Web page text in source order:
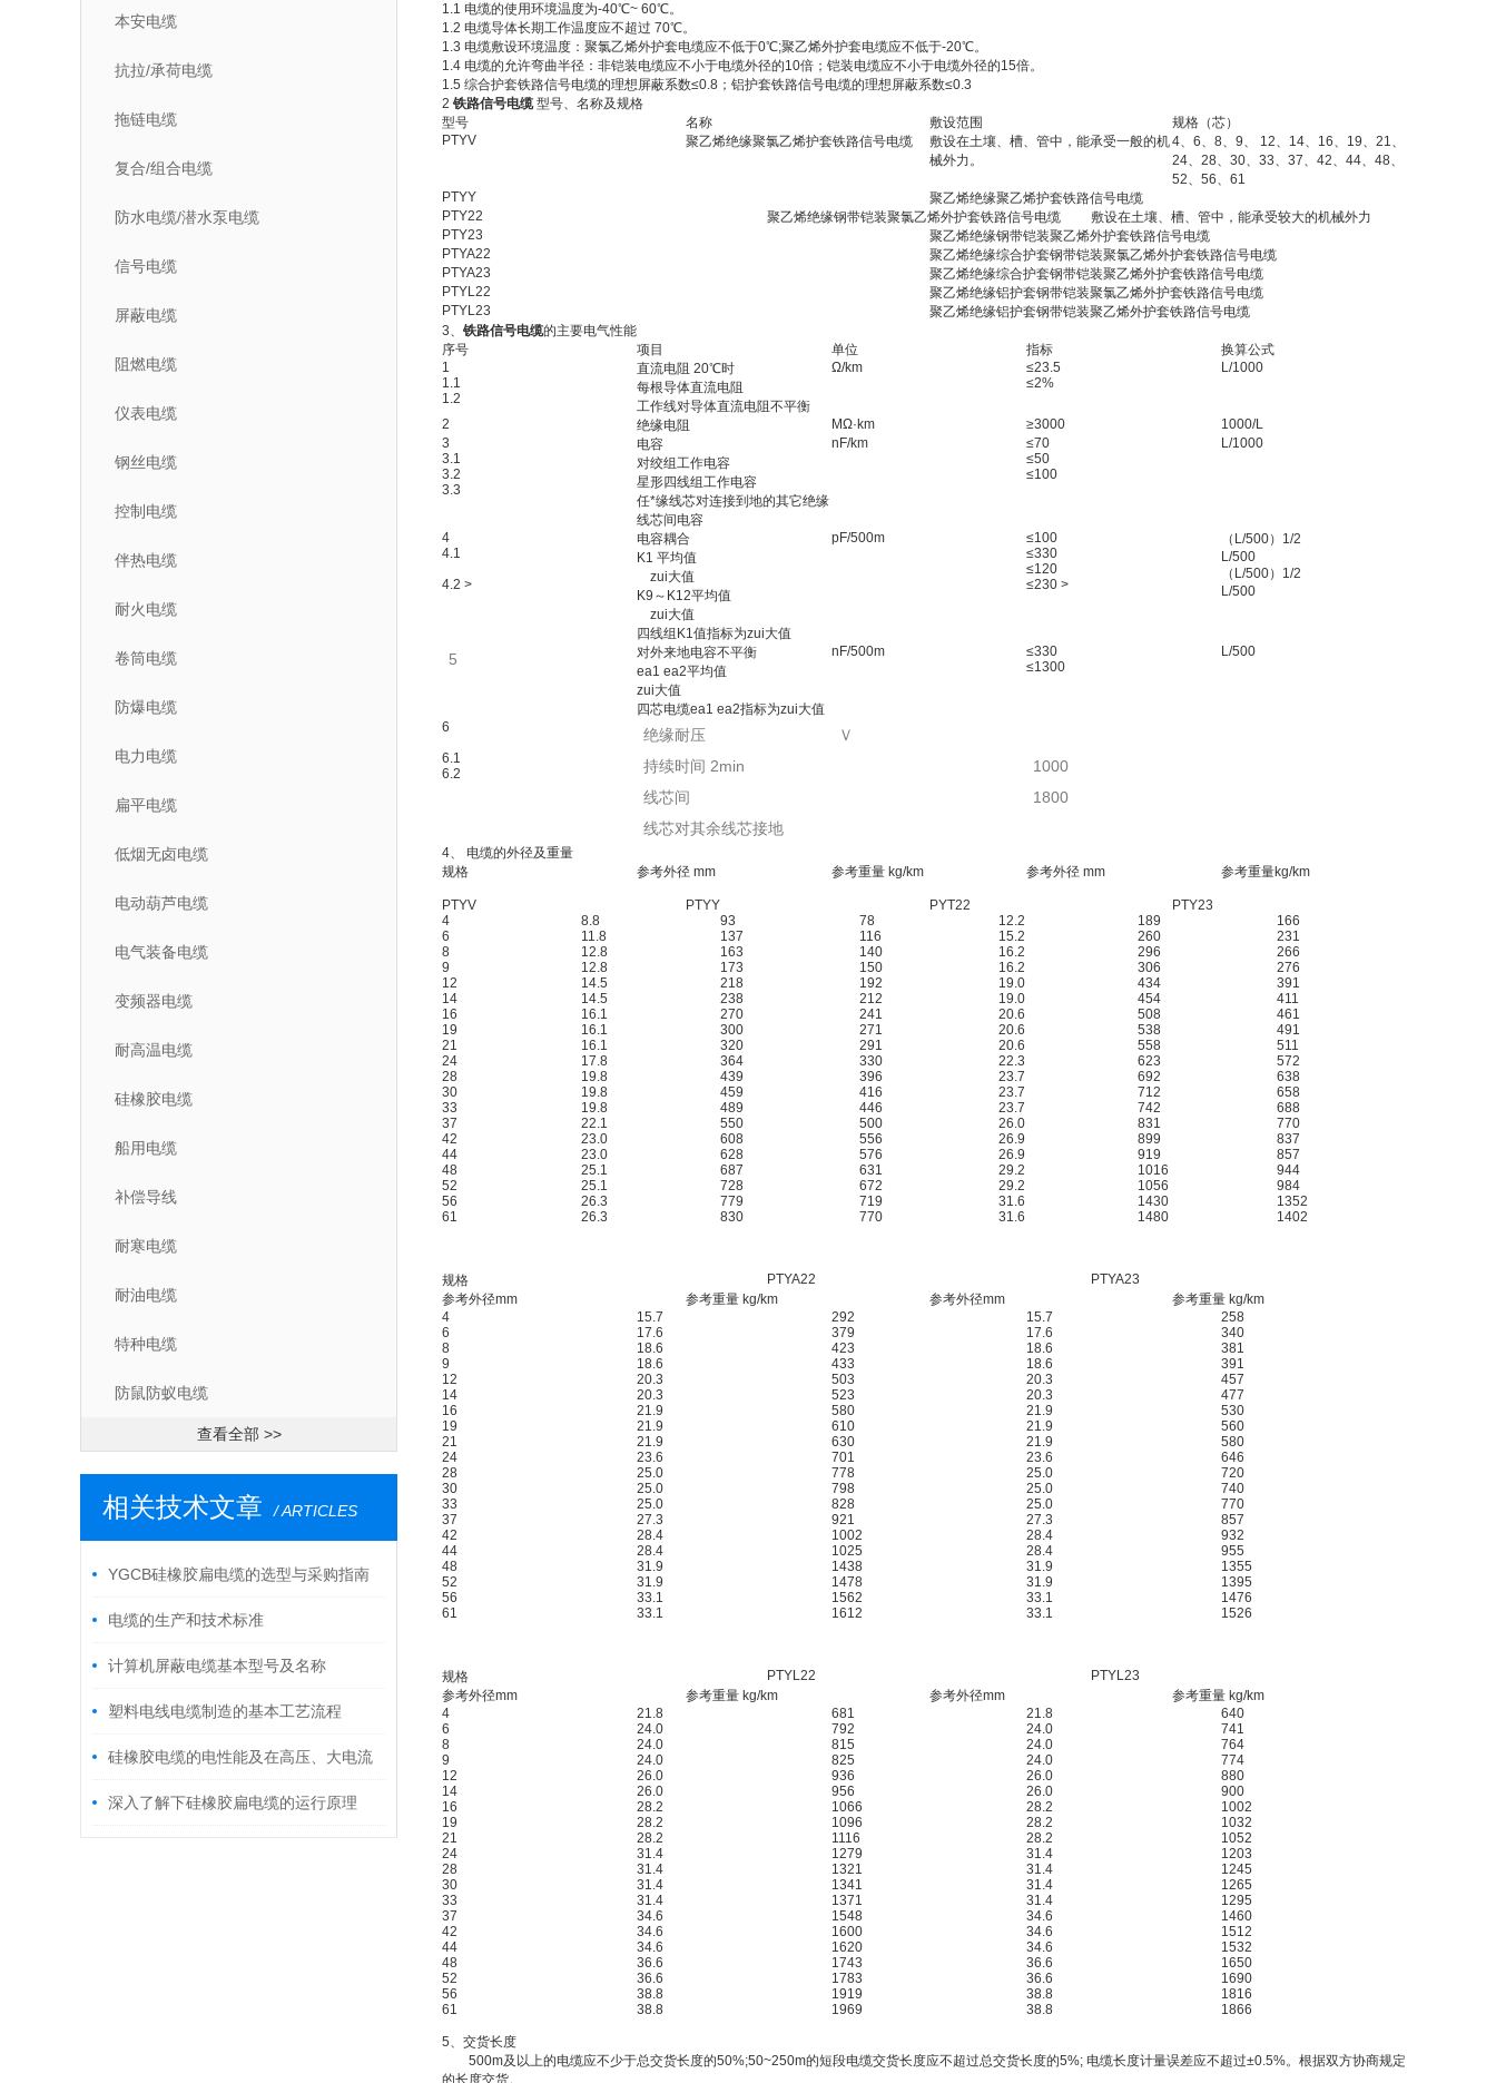
本安电缆
抗拉/承荷电缆
拖链电缆
复合/组合电缆
防水电缆/潜水泵电缆
信号电缆
屏蔽电缆
阻燃电缆
仪表电缆
钢丝电缆
控制电缆
伴热电缆
耐火电缆
卷筒电缆
防爆电缆
电力电缆
扁平电缆
低烟无卤电缆
电动葫芦电缆
电气装备电缆
变频器电缆
耐高温电缆
硅橡胶电缆
船用电缆
补偿导线
耐寒电缆
耐油电缆
特种电缆
防鼠防蚁电缆
查看全部 >>
相关技术文章 / ARTICLES
YGCB硅橡胶扁电缆的选型与采购指南
电缆的生产和技术标准
计算机屏蔽电缆基本型号及名称
塑料电线电缆制造的基本工艺流程
硅橡胶电缆的电性能及在高压、大电流
传输中的应用研究
深入了解下硅橡胶扁电缆的运行原理
1.1 电缆的使用环境温度为-40℃~ 60℃。
1.2 电缆导体长期工作温度应不超过 70℃。
1.3 电缆敷设环境温度：聚氯乙烯外护套电缆应不低于0℃;聚乙烯外护套电缆应不低于-20℃。
1.4 电缆的允许弯曲半径：非铠装电缆应不小于电缆外径的10倍；铠装电缆应不小于电缆外径的15倍。
1.5 综合护套铁路信号电缆的理想屏蔽系数≤0.8；铝护套铁路信号电缆的理想屏蔽系数≤0.3
2 铁路信号电缆型号、名称及规格
型号
名称 敷设范围
规格（芯）
PTYV
聚乙烯绝缘聚氯乙烯护套铁路信号电缆
敷设在土壤、槽、管中，能承受一般的机
械外力。
4、6、8、9、 12、14、16、19、21、
24、28、30、33、37、42、44、48、
52、56、61
PTYY
聚乙烯绝缘聚乙烯护套铁路信号电缆
PTY22
聚乙烯绝缘钢带铠装聚氯乙烯外护套铁路信号电缆
敷设在土壤、槽、管中，能承受较大的机械外力
PTY23
聚乙烯绝缘钢带铠装聚乙烯外护套铁路信号电缆
PTYA22
聚乙烯绝缘综合护套钢带铠装聚氯乙烯外护套铁路信号电缆
PTYA23
聚乙烯绝缘综合护套钢带铠装聚乙烯外护套铁路信号电缆
PTYL22
聚乙烯绝缘铝护套钢带铠装聚氯乙烯外护套铁路信号电缆
PTYL23
聚乙烯绝缘铝护套钢带铠装聚乙烯外护套铁路信号电缆
3、 铁路信号电缆的主要电气性能
序号
项目 单位 指标
换算公式
1
1.1
1.2
直流电阻 20℃时
每根导体直流电阻
工作线对导体直流电阻不平衡
Ω/km
≤23.5
≤2%
L/1000
2 绝缘电阻 MΩ·km ≥3000
1000/L
3
3.1
3.2
3.3
电容
对绞组工作电容
星形四线组工作电容
任*缘线芯对连接到地的其它绝缘
线芯间电容
nF/km
≤70
≤50
≤100
L/1000
4
4.1
4.2 >
电容耦合
K1 平均值
zui大值
K9～K12平均值
zui大值
四线组K1值指标为zui大值
pF/500m
≤100
≤330
≤120
≤230 >
（L/500）1/2
L/500
（L/500）1/2
L/500
5
对外来地电容不平衡
ea1 ea2平均值
zui大值
四芯电缆ea1 ea2指标为zui大值
nF/500m
≤330
≤1300
L/500
6
6.1
6.2
绝缘耐压
持续时间 2min
线芯间
线芯对其余线芯接地
Ｖ
1000
1800
4、 电缆的外径及重量
规格
参考外径 mm 参考重量 kg/km 参考外径 mm 参考重量kg/km
PTYV PTYY PYT22
PTY23
4
6
8
9
12
14
16
19
21
24
28
30
33
37
42
44
48
52
56
61
8.8
11.8
12.8
12.8
14.5
14.5
16.1
16.1
16.1
17.8
19.8
19.8
19.8
22.1
23.0
23.0
25.1
25.1
26.3
26.3
93
137
163
173
218
238
270
300
320
364
439
459
489
550
608
628
687
728
779
830
78
116
140
150
192
212
241
271
291
330
396
416
446
500
556
576
631
672
719
770
12.2
15.2
16.2
16.2
19.0
19.0
20.6
20.6
20.6
22.3
23.7
23.7
23.7
26.0
26.9
26.9
29.2
29.2
31.6
31.6
189
260
296
306
434
454
508
538
558
623
692
712
742
831
899
919
1016
1056
1430
1480
166
231
266
276
391
411
461
491
511
572
638
658
688
770
837
857
944
984
1352
1402
规格 PTYA22
PTYA23
参考外径mm
参考重量 kg/km 参考外径mm
参考重量 kg/km
4
6
8
9
12
14
16
19
21
24
28
30
33
37
42
44
48
52
56
61
15.7
17.6
18.6
18.6
20.3
20.3
21.9
21.9
21.9
23.6
25.0
25.0
25.0
27.3
28.4
28.4
31.9
31.9
33.1
33.1
292
379
423
433
503
523
580
610
630
701
778
798
828
921
1002
1025
1438
1478
1562
1612
15.7
17.6
18.6
18.6
20.3
20.3
21.9
21.9
21.9
23.6
25.0
25.0
25.0
27.3
28.4
28.4
31.9
31.9
33.1
33.1
258
340
381
391
457
477
530
560
580
646
720
740
770
857
932
955
1355
1395
1476
1526
规格 PTYL22
PTYL23
参考外径mm
参考重量 kg/km 参考外径mm
参考重量 kg/km
4
6
8
9
12
14
16
19
21
24
28
30
33
37
42
44
48
52
56
61
21.8
24.0
24.0
24.0
26.0
26.0
28.2
28.2
28.2
31.4
31.4
31.4
31.4
34.6
34.6
34.6
36.6
36.6
38.8
38.8
681
792
815
825
936
956
1066
1096
1116
1279
1321
1341
1371
1548
1600
1620
1743
1783
1919
1969
21.8
24.0
24.0
24.0
26.0
26.0
28.2
28.2
28.2
31.4
31.4
31.4
31.4
34.6
34.6
34.6
36.6
36.6
38.8
38.8
640
741
764
774
880
900
1002
1032
1052
1203
1245
1265
1295
1460
1512
1532
1650
1690
1816
1866
5、交货长度
500m及以上的电缆应不少于总交货长度的50%;50~250m的短段电缆交货长度应不超过总交货长度的5%; 电缆长度计量误差应不超过±0.5%。根据双方协商规定
的长度交货。